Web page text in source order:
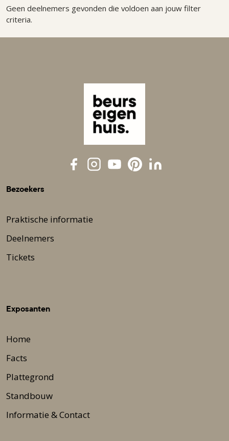
Geen deelnemers gevonden die voldoen aan jouw filter
criteria.
Bezoekers
Praktische informatie
Deelnemers
Tickets
Exposanten
Home
Facts
Plattegrond
Standbouw
Informatie & Contact